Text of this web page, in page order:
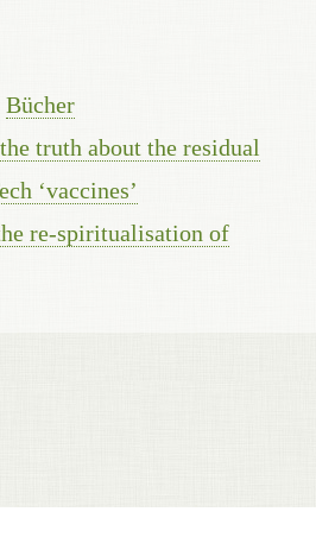
Bücher
truth about the residual
‘vaccines’
re-spiritualisation of